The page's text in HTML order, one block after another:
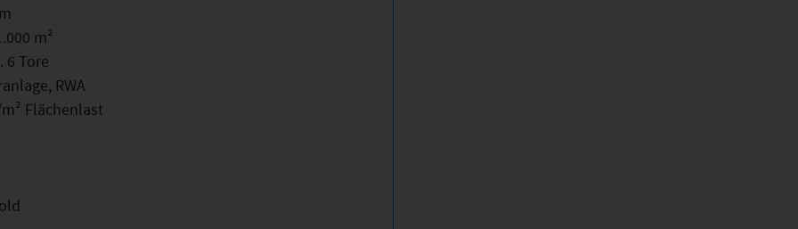
m²
6 Tore
RWA
Flächenlast